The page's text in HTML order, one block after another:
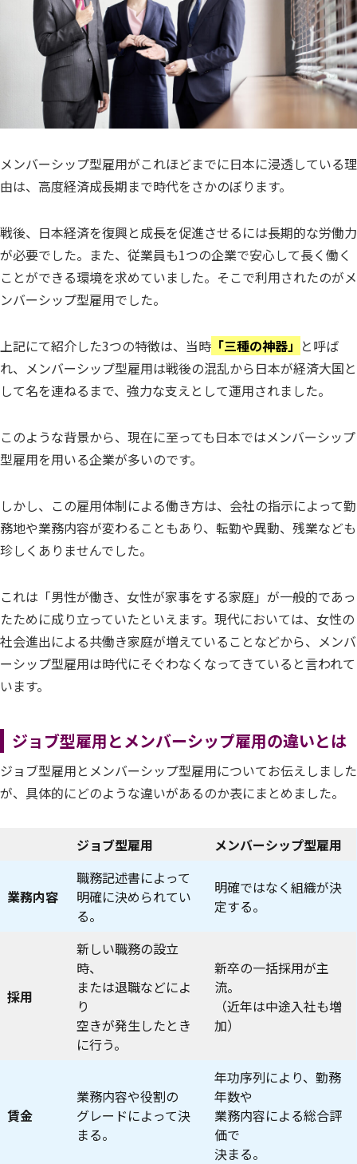
メンバーシップ型雇用がこれほどまでに日本に浸透している理
由は、高度経済成長期まで時代をさかのぼります。
戦後、日本経済を復興と成長を促進させるには長期的な労働力
が必要でした。また、従業員も1つの企業で安心して長く働く
ことができる環境を求めていました。そこで利用されたのがメ
ンバーシップ型雇用でした。
上記にて紹介した3つの特徴は、当時 「三種の神器」 と呼ば
れ、メンバーシップ型雇用は戦後の混乱から日本が経済大国と
して名を連ねるまで、強力な支えとして運用されました。
このような背景から、現在に至っても日本ではメンバーシップ
型雇用を用いる企業が多いのです。
しかし、この雇用体制による働き方は、会社の指示によって勤
務地や業務内容が変わることもあり、転勤や異動、残業なども
珍しくありませんでした。
これは「男性が働き、女性が家事をする家庭」が一般的であっ
たために成り立っていたといえます。現代においては、女性の
社会進出による共働き家庭が増えていることなどから、メンバ
ーシップ型雇用は時代にそぐわなくなってきていると言われて
います。
ジョブ型雇用とメンバーシップ雇用の違いとは
ジョブ型雇用とメンバーシップ型雇用についてお伝えしました
が、具体的にどのような違いがあるのか表にまとめました。
ジョブ型雇用 メンバーシップ型雇用
業務内容
職務記述書によって
明確に決められてい
る。
明確ではなく組織が決
定する。
採用
新しい職務の設立
時、
または退職などによ
り
空きが発生したとき
に行う。
新卒の一括採用が主
流。
（近年は中途入社も増
加）
賃金
業務内容や役割の
グレードによって決
まる。
年功序列により、勤務
年数や
業務内容による総合評
価で
決まる。